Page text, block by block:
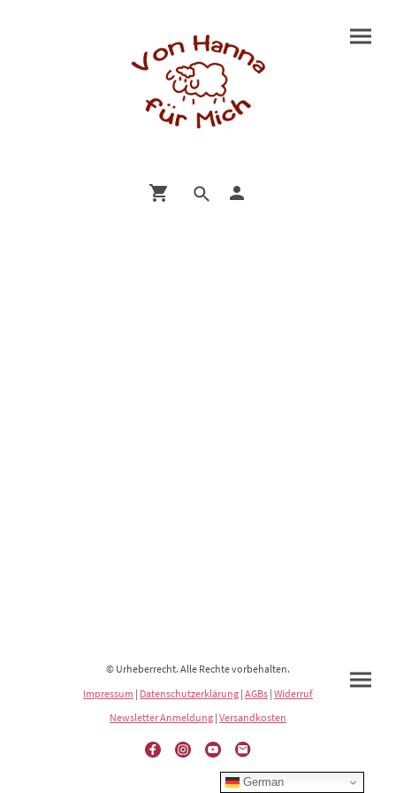
© Urheberrecht. Alle Rechte vorbehalten.
Impressum | Datenschutzerklärung | AGBs | Widerruf
Newsletter Anmeldung | Versandkosten
German